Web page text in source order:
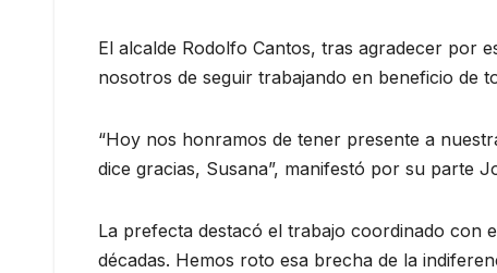
El alcalde Rodolfo Cantos, tras agradecer por
nosotros de seguir trabajando en beneficio de
“Hoy nos honramos de tener presente a
dice gracias, Susana”, manifestó por su parte
La prefecta destacó el trabajo coordinado con
décadas. Hemos roto esa brecha de la